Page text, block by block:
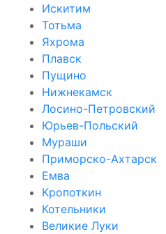
Искитим
Тотьма
Яхрома
Плавск
Пущино
Нижнекамск
Лосино-Петровский
Юрьев-Польский
Мураши
Приморско-Ахтарск
Емва
Кропоткин
Котельники
Великие Луки